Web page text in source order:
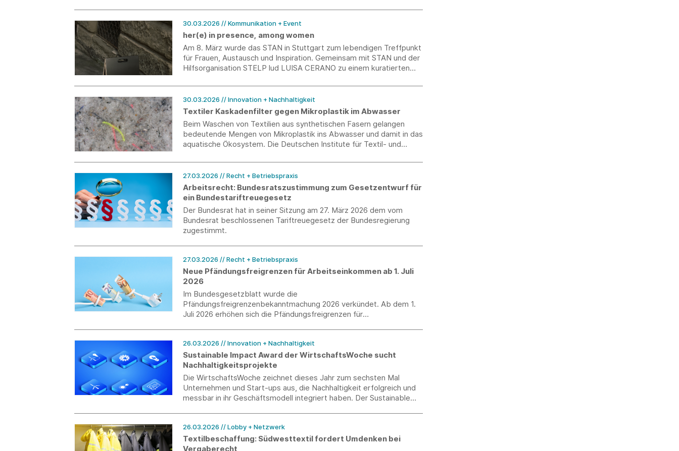
30.03.2026 // Kommunikation + Event
her(e) in presence, among women
Am 8. März wurde das STAN in Stuttgart zum lebendigen Treffpunkt
für Frauen, Austausch und Inspiration. Gemeinsam mit STAN und der
Hilfsorganisation STELP lud LUISA CERANO zu einem kuratierten
verband.
30.03.2026 // Innovation + Nachhaltigkeit
Textiler Kaskadenfilter gegen Mikroplastik im Abwasser
Beim Waschen von Textilien aus synthetischen Fasern gelangen
bedeutende Mengen von Mikroplastik ins Abwasser und damit in das
aquatische Ökosystem. Die Deutschen Institute für Textil- und
Kaskadenfilter entwickelt.
27.03.2026 // Recht + Betriebspraxis
Arbeitsrecht: Bundesratszustimmung zum Gesetzentwurf für
ein Bundestariftreuegesetz
Der Bundesrat hat in seiner Sitzung am 27. März 2026 dem vom
Bundesrat beschlossenen Tariftreuegesetz der Bundesregierung
zugestimmt.
27.03.2026 // Recht + Betriebspraxis
Neue Pfändungsfreigrenzen für Arbeitseinkommen ab 1. Juli
2026
Im Bundesgesetzblatt wurde die
Pfändungsfreigrenzenbekanntmachung 2026 verkündet. Ab dem 1.
Juli 2026 erhöhen sich die Pfändungsfreigrenzen für
26.03.2026 // Innovation + Nachhaltigkeit
Sustainable Impact Award der WirtschaftsWoche sucht
Nachhaltigkeitsprojekte
Die WirtschaftsWoche zeichnet dieses Jahr zum sechsten Mal
Unternehmen und Start-ups aus, die Nachhaltigkeit erfolgreich und
messbar in ihr Geschäftsmodell integriert haben. Der Sustainable
Bereichen Umwelt, Soziales und verantwortungsvolle
Unternehmensführung.
26.03.2026 // Lobby + Netzwerk
Textilbeschaffung: Südwesttextil fordert Umdenken bei
Vergaberecht